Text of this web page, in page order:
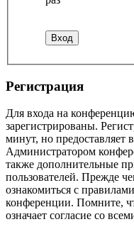
Регистрация
Для входа на
зарегистрированы.
минут, но предоставляет
Администратором
также дополнительные
пользователей. Прежде
ознакомиться с
конференции. Помните,
означает согласие со